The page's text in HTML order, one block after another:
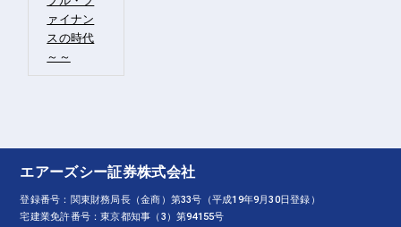
ァイナン
スの時代
～～
エアーズシー証券株式会社
登録番号：関東財務局長（金商）第33号（平成19年9月30日登録）
宅建業免許番号：東京都知事（3）第94155号